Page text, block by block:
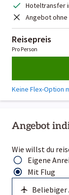
Angebot
Wie willst du
Eigene
Mit Flug
Hoteltransfer
Angebot ohne
Reisepreis
Pro Person
Keine Flex-Option